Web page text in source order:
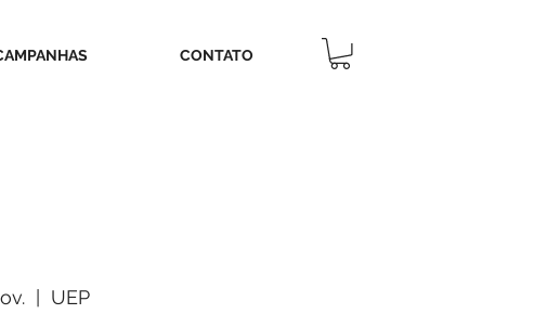
CONTATO
  |
UEP